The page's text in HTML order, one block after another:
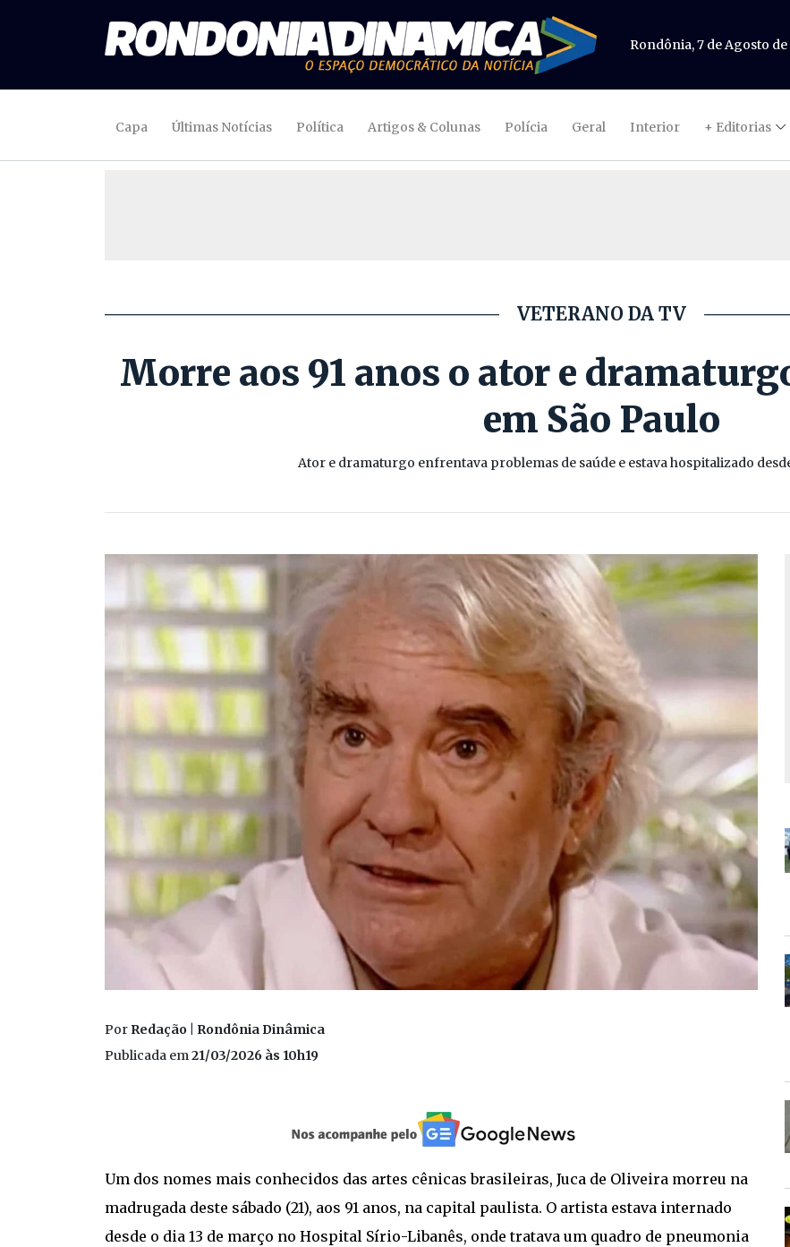
Rondônia, 7 de Agosto de
Capa Últimas Notícias Política Artigos & Colunas Polícia Geral Interior + Editorias
VETERANO DA TV
Morre aos 91 anos o ator e
em São Paulo
Ator e dramaturgo enfrentava problemas de saúde e estava hospitalizado
Por Redação | Rondônia Dinâmica
Publicada em21/03/2026 às 10h19
Um dos nomes mais conhecidos das artes cênicas brasileiras, Juca de Oliveira morreu na
madrugada deste sábado (21), aos 91 anos, na capital paulista. O artista estava internado
desde o dia 13 de março no Hospital Sírio-Libanês, onde tratava um quadro de pneumonia